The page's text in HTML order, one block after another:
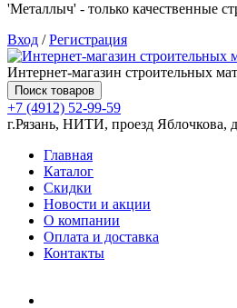
'Металлыч' - только качественные
Вход /Регистрация
Интернет-магазин строительных
Поиск товаров
+7 (4912) 52-99-59
г.Рязань, НИТИ, проезд Яблочкова,
Главная
Каталог
Скидки
Новости и акции
О компании
Оплата и доставка
Контакты